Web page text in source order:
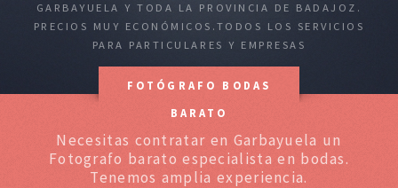
GARBAYUELA Y TODA LA PROVINCIA DE BADAJOZ.
PRECIOS MUY ECONÓMICOS.TODOS LOS SERVICIOS
PARA PARTICULARES Y EMPRESAS
FOTÓGRAFO BODAS
BARATO
Necesitas contratar en Garbayuela un
Fotografo barato especialista en bodas.
Tenemos amplia experiencia.